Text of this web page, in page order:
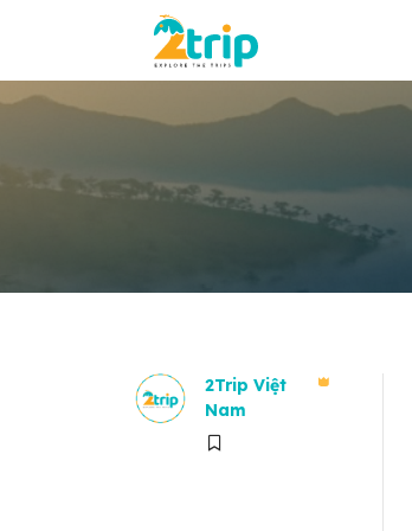
2Trip Việt
Nam